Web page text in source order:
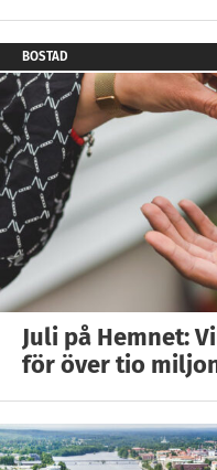
BOSTAD
Juli på Hemnet:
för över tio